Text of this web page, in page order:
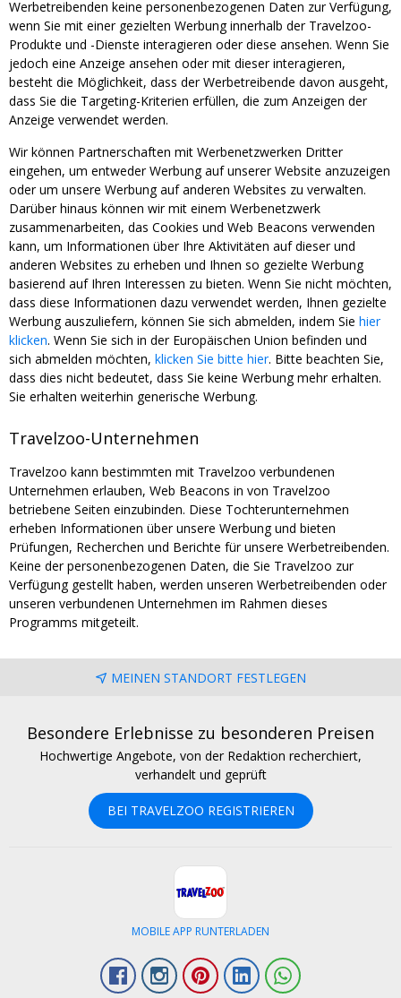
Werbetreibenden keine personenbezogenen Daten zur Verfügung,
wenn Sie mit einer gezielten Werbung innerhalb der Travelzoo-
Produkte und -Dienste interagieren oder diese ansehen. Wenn Sie
jedoch eine Anzeige ansehen oder mit dieser interagieren,
besteht die Möglichkeit, dass der Werbetreibende davon ausgeht,
dass Sie die Targeting-Kriterien erfüllen, die zum Anzeigen der
Anzeige verwendet werden.
Wir können Partnerschaften mit Werbenetzwerken Dritter
eingehen, um entweder Werbung auf unserer Website anzuzeigen
oder um unsere Werbung auf anderen Websites zu verwalten.
Darüber hinaus können wir mit einem Werbenetzwerk
zusammenarbeiten, das Cookies und Web Beacons verwenden
kann, um Informationen über Ihre Aktivitäten auf dieser und
anderen Websites zu erheben und Ihnen so gezielte Werbung
basierend auf Ihren Interessen zu bieten. Wenn Sie nicht möchten,
dass diese Informationen dazu verwendet werden, Ihnen gezielte
Werbung auszuliefern, können Sie sich abmelden, indem Sie hier
klicken. Wenn Sie sich in der Europäischen Union befinden und
sich abmelden möchten, klicken Sie bitte hier. Bitte beachten Sie,
dass dies nicht bedeutet, dass Sie keine Werbung mehr erhalten.
Sie erhalten weiterhin generische Werbung.
Travelzoo-Unternehmen
Travelzoo kann bestimmten mit Travelzoo verbundenen
Unternehmen erlauben, Web Beacons in von Travelzoo
betriebene Seiten einzubinden. Diese Tochterunternehmen
erheben Informationen über unsere Werbung und bieten
Prüfungen, Recherchen und Berichte für unsere Werbetreibenden.
Keine der personenbezogenen Daten, die Sie Travelzoo zur
Verfügung gestellt haben, werden unseren Werbetreibenden oder
unseren verbundenen Unternehmen im Rahmen dieses
Programms mitgeteilt.
MEINEN STANDORT FESTLEGEN
Besondere Erlebnisse zu besonderen Preisen
Hochwertige Angebote, von der Redaktion recherchiert,
verhandelt und geprüft
BEI TRAVELZOO REGISTRIEREN
MOBILE APP RUNTERLADEN
FacebookInstagramPinterestLinkedIn